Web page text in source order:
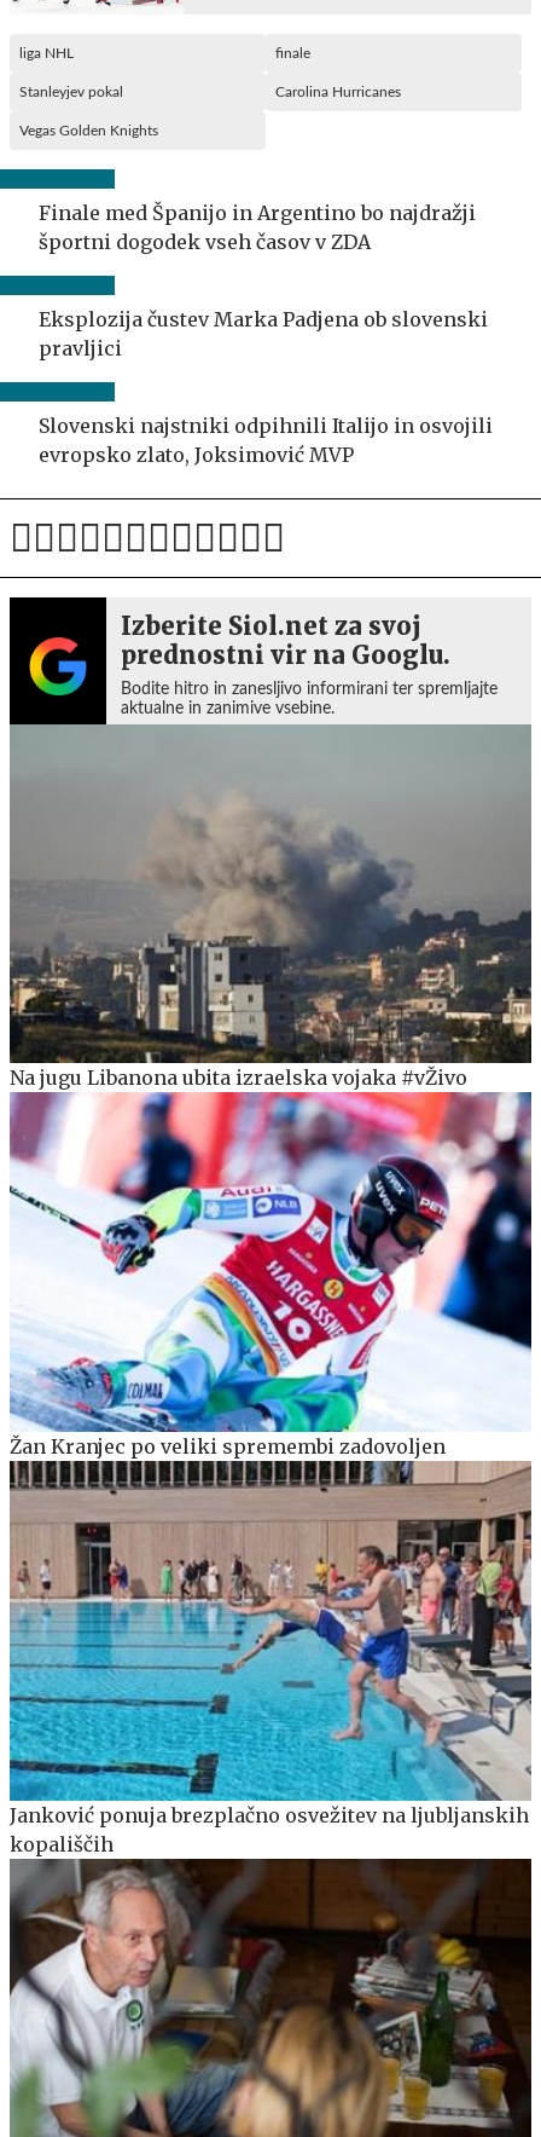
liga NHL finale
Stanleyjev pokal Carolina Hurricanes
Vegas Golden Knights
Finale med Španijo in Argentino bo najdražji
športni dogodek vseh časov v ZDA
Eksplozija čustev Marka Padjena ob slovenski
pravljici
Slovenski najstniki odpihnili Italijo in osvojili
evropsko zlato, Joksimović MVP
Izberite Siol.net za svoj
prednostni vir na Googlu.
Bodite hitro in zanesljivo informirani ter spremljajte
aktualne in zanimive vsebine.
Na jugu Libanona ubita izraelska vojaka #vŽivo
Žan Kranjec po veliki spremembi zadovoljen
Janković ponuja brezplačno osvežitev na ljubljanskih
kopališčih